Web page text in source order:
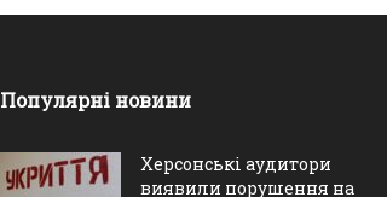
Популярні новини
Херсонські аудитори
виявили порушення на